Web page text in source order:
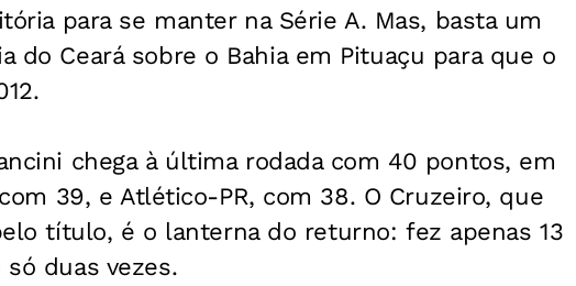
para se manter na Série A. Mas, basta um
do Ceará sobre o Bahia em Pituaçu para que o
chega à última rodada com 40 pontos, em
39, e Atlético-PR, com 38. O Cruzeiro, que
título, é o lanterna do returno: fez apenas 13
duas vezes.